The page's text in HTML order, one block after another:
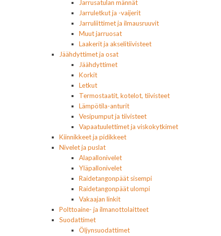
Jarrusatulan männät
Jarruletkut ja -vaijerit
Jarruliittimet ja ilmausruuvit
Muut jarruosat
Laakerit ja akselitiivisteet
Jäähdyttimet ja osat
Jäähdyttimet
Korkit
Letkut
Termostaatit, kotelot, tiivisteet
Lämpötila-anturit
Vesipumput ja tiivisteet
Vapaatuulettimet ja viskokytkimet
Kiinnikkeet ja pidikkeet
Nivelet ja puslat
Alapallonivelet
Yläpallonivelet
Raidetangonpäät sisempi
Raidetangonpäät ulompi
Vakaajan linkit
Polttoaine- ja ilmanottolaitteet
Suodattimet
Öljynsuodattimet